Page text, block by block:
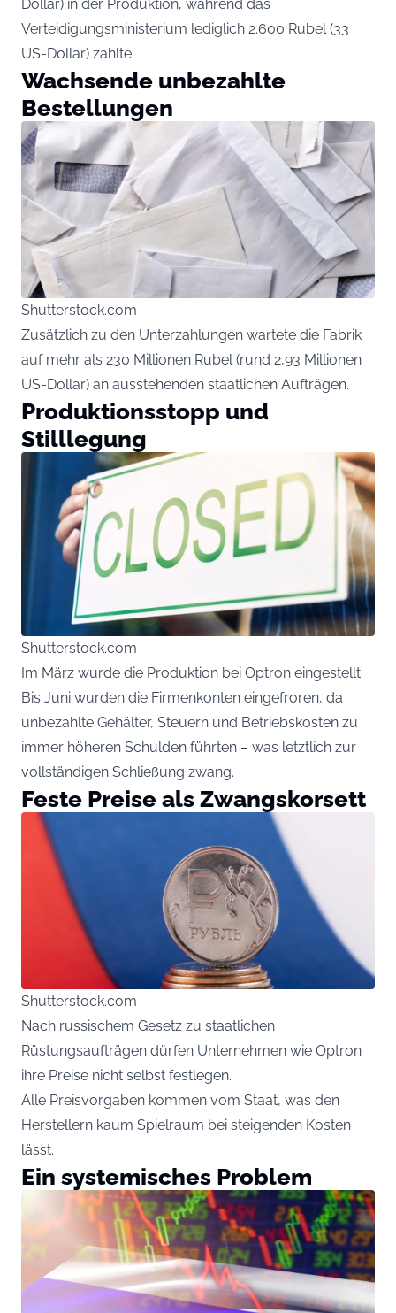
Dollar) in der Produktion, während das
Verteidigungsministerium lediglich 2.600 Rubel (33
US-Dollar) zahlte.
Wachsende unbezahlte
Bestellungen
Shutterstock.com
Zusätzlich zu den Unterzahlungen wartete die Fabrik
auf mehr als 230 Millionen Rubel (rund 2,93 Millionen
US-Dollar) an ausstehenden staatlichen Aufträgen.
Produktionsstopp und
Stilllegung
Shutterstock.com
Im März wurde die Produktion bei Optron eingestellt.
Bis Juni wurden die Firmenkonten eingefroren, da
unbezahlte Gehälter, Steuern und Betriebskosten zu
immer höheren Schulden führten – was letztlich zur
vollständigen Schließung zwang.
Feste Preise als Zwangskorsett
Shutterstock.com
Nach russischem Gesetz zu staatlichen
Rüstungsaufträgen dürfen Unternehmen wie Optron
ihre Preise nicht selbst festlegen.
Alle Preisvorgaben kommen vom Staat, was den
Herstellern kaum Spielraum bei steigenden Kosten
lässt.
Ein systemisches Problem